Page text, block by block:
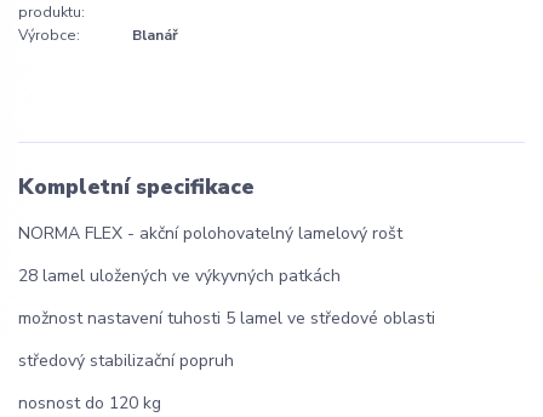
produktu:
Výrobce: Blanář
Kompletní specifikace
NORMA FLEX - akční polohovatelný lamelový rošt
28 lamel uložených ve výkyvných patkách
možnost nastavení tuhosti 5 lamel ve středové oblasti
středový stabilizační popruh
nosnost do 120 kg